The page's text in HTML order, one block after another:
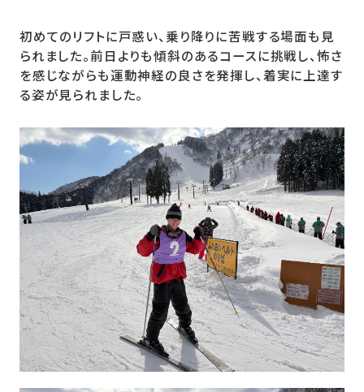
初めてのリフトに戸惑い、乗り降りに苦戦する場面も見
られました。前日よりも傾斜のあるコースに挑戦し、怖さ
を感じながらも運動神経の良さを発揮し、着実に上達す
る姿が見られました。